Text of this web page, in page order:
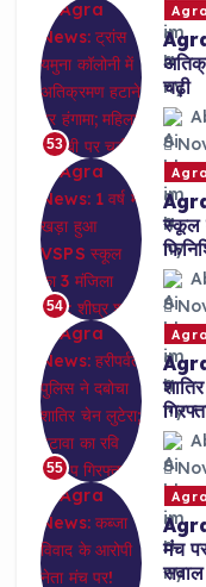
53
Agra
चढ़ी
54
Agra
स्कूल
55
Agra
Agra
मंच
सवाल